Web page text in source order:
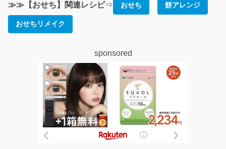
≫≫【おせち】関連レシピ⇒ おせち 餅アレンジ
おせちリメイク
sponsored